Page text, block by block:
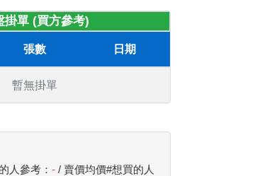
掛單 (買方參考)
張數 日期
暫無掛單
人參考：- / 賣價均價#想買的人